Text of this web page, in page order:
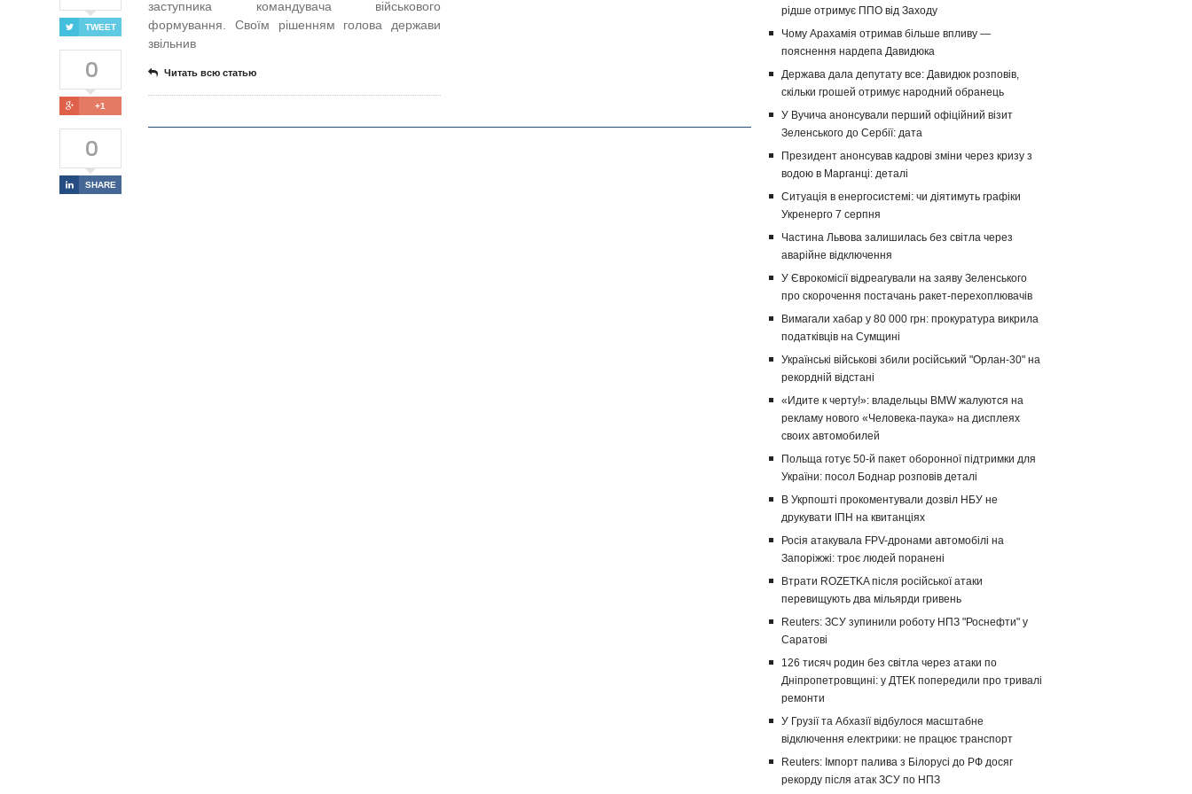
TWEET
0
+1
0
SHARE
заступника командувача військового
формування. Своїм рішенням голова держави
звільнив
Читать всю статью
рідше отримує ППО від Заходу
Чому Арахамія отримав більше впливу —
пояснення нардепа Давидюка
Держава дала депутату все: Давидюк розповів,
скільки грошей отримує народний обранець
У Вучича анонсували перший офіційний візит
Зеленського до Сербії: дата
Президент анонсував кадрові зміни через кризу з
водою в Марганці: деталі
Ситуація в енергосистемі: чи діятимуть графіки
Укренерго 7 серпня
Частина Львова залишилась без світла через
аварійне відключення
У Єврокомісії відреагували на заяву Зеленського
про скорочення постачань ракет-перехоплювачів
Вимагали хабар у 80 000 грн: прокуратура викрила
податківців на Сумщині
Українські військові збили російський "Орлан-30" на
рекордній відстані
«Идите к черту!»: владельцы BMW жалуются на
рекламу нового «Человека-паука» на дисплеях
своих автомобилей
Польща готує 50-й пакет оборонної підтримки для
України: посол Боднар розповів деталі
В Укрпошті прокоментували дозвіл НБУ не
друкувати ІПН на квитанціях
Росія атакувала FPV-дронами автомобілі на
Запоріжжі: троє людей поранені
Втрати ROZETKA після російської атаки
перевищують два мільярди гривень
Reuters: ЗСУ зупинили роботу НПЗ "Роснефти" у
Саратові
126 тисяч родин без світла через атаки по
Дніпропетровщині: у ДТЕК попередили про тривалі
ремонти
У Грузії та Абхазії відбулося масштабне
відключення електрики: не працює транспорт
Reuters: Імпорт палива з Білорусі до РФ досяг
рекорду після атак ЗСУ по НПЗ